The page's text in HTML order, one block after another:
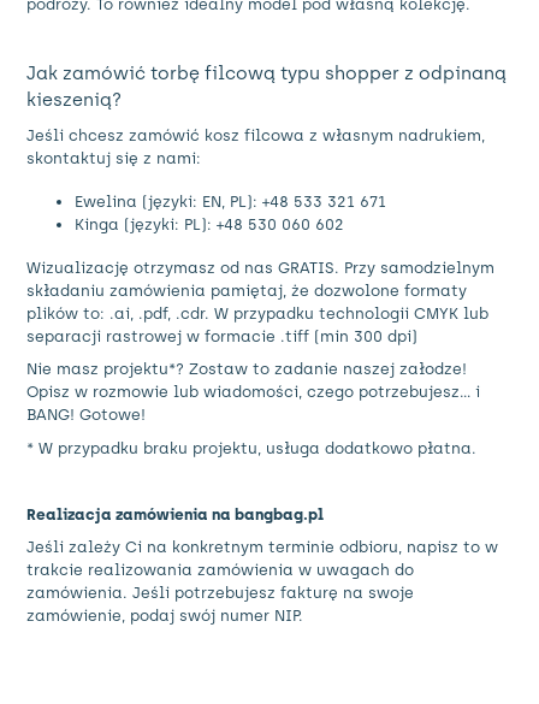
podróży. To również idealny model pod własną kolekcję.
Jak zamówić torbę filcową typu shopper z odpinaną
kieszenią?
Jeśli chcesz zamówić kosz filcowa z własnym nadrukiem,
skontaktuj się z nami:
Ewelina (języki: EN, PL): +48 533 321 671
Kinga (języki: PL): +48 530 060 602
Wizualizację otrzymasz od nas GRATIS. Przy samodzielnym
składaniu zamówienia pamiętaj, że dozwolone formaty
plików to: .ai, .pdf, .cdr. W przypadku technologii CMYK lub
separacji rastrowej w formacie .tiff (min 300 dpi)
Nie masz projektu*? Zostaw to zadanie naszej załodze!
Opisz w rozmowie lub wiadomości, czego potrzebujesz… i
BANG! Gotowe!
* W przypadku braku projektu, usługa dodatkowo płatna.
Realizacja zamówienia na bangbag.pl
Jeśli zależy Ci na konkretnym terminie odbioru, napisz to w
trakcie realizowania zamówienia w uwagach do
zamówienia. Jeśli potrzebujesz fakturę na swoje
zamówienie, podaj swój numer NIP.